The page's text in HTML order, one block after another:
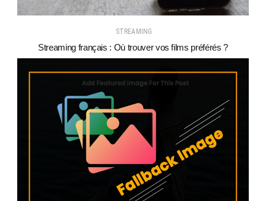
STREAMING
Streaming français : Où trouver vos films préférés ?